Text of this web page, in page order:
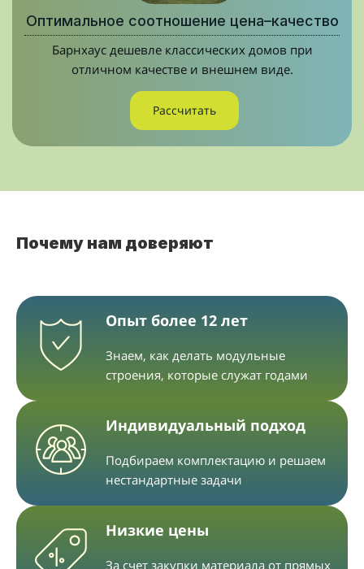
Оптимальное соотношение цена–качество
Барнхаус дешевле классических домов при
отличном качестве и внешнем виде.
Рассчитать
Почему нам доверяют
Опыт более 12 лет
Знаем, как делать модульные
строения, которые служат годами
Индивидуальный подход
Подбираем комплектацию и решаем
нестандартные задачи
Низкие цены
За счет закупки материала от прямых